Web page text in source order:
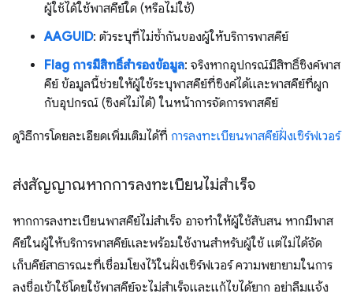
ผู้ใช้ได้ใช้พาสคีย์ใด (หรือไม่ใช้)
AAGUID: ตัวระบุที่ไม่ซ้ำกันของผู้ให้บริการพาสคีย์
Flag การมีสิทธิ์สำรองข้อมูล: จริงหากอุปกรณ์มีสิทธิ์ซิงค์พาส
คีย์ ข้อมูลนี้ช่วยให้ผู้ใช้ระบุพาสคีย์ที่ซิงค์ได้และพาสคีย์ที่ผูก
กับอุปกรณ์ (ซิงค์ไม่ได้) ในหน้าการจัดการพาสคีย์
ดูวิธีการโดยละเอียดเพิ่มเติมได้ที่ การลงทะเบียนพาสคีย์ฝั่งเซิร์ฟเวอร์
ส่งสัญญาณหากการลงทะเบียนไม่สำเร็จ
หากการลงทะเบียนพาสคีย์ไม่สำเร็จ อาจทำให้ผู้ใช้สับสน หากมีพาส
คีย์ในผู้ให้บริการพาสคีย์และพร้อมใช้งานสำหรับผู้ใช้ แต่ไม่ได้จัด
เก็บคีย์สาธารณะที่เชื่อมโยงไว้ในฝั่งเซิร์ฟเวอร์ ความพยายามในการ
ลงชื่อเข้าใช้โดยใช้พาสคีย์จะไม่สำเร็จและแก้ไขได้ยาก อย่าลืมแจ้ง